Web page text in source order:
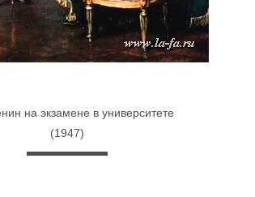
на экзамене в университете
(1947)